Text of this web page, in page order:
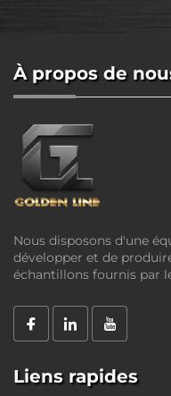
À propos de
Nous disposons d'une
développer et de
échantillons fournis par
Liens rapides